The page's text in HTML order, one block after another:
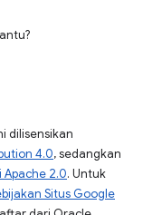
dilisensikan
4.0, sedangkan
Apache 2.0. Untuk
Situs Google